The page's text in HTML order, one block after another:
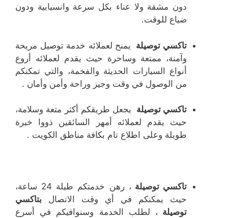
دون مشقة ولا عناء بكل سرعة وانسيابية ودون
ضياع للوقت.
تاكسي توصيلة يمنح لعملائه خدمة توصيل مريحة
وآمنة، ممتعة وساحرة حيث يقدم لعملائه أروع
أنواع السيارات الحديثة والفخمة، والتي تمكنكم
من الوصول في وقت وجيز وراحة وأمن وأمان .
تاكسي توصيلة يجعل طريقكم أكثر متعة وسلامة،
حيث يقدم لعملائه أمهر السائقين ذووا خبرة
طويلة وعلى اطلاع تام بكافة مناطق الكويت .
تاكسي توصيلة
، رهن خدمتكم طيلة 24 ساعة،
حيث يمكنكم في أي وقت الاتصال بتاكسي
توصيلة ، لطلب الخدمة وسنوافيكم في أسرع